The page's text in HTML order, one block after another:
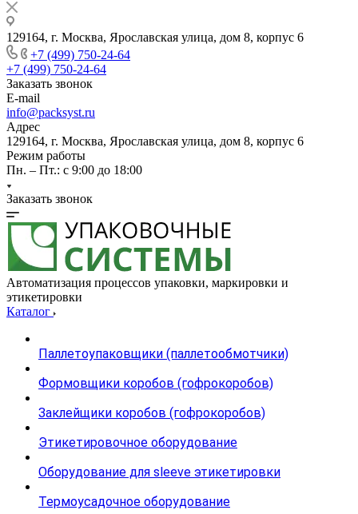
129164, г. Москва, Ярославская улица, дом 8, корпус 6
+7 (499) 750-24-64
+7 (499) 750-24-64
Заказать звонок
E-mail
info@packsyst.ru
Адрес
129164, г. Москва, Ярославская улица, дом 8, корпус 6
Режим работы
Пн. – Пт.: с 9:00 до 18:00
Заказать звонок
Автоматизация процессов упаковки, маркировки и
этикетировки
Каталог
Паллетоупаковщики (паллетообмотчики)
Формовщики коробов (гофрокоробов)
Заклейщики коробов (гофрокоробов)
Этикетировочное оборудование
Оборудование для sleeve этикетировки
Термоусадочное оборудование